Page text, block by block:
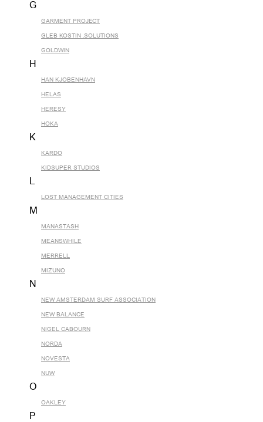
G
GARMENT PROJECT
GLEB KOSTIN .SOLUTIONS
GOLDWIN
H
HAN KJOBENHAVN
HELAS
HERESY
HOKA
K
KARDO
KIDSUPER STUDIOS
L
LOST MANAGEMENT CITIES
M
MANASTASH
MEANSWHILE
MERRELL
MIZUNO
N
NEW AMSTERDAM SURF ASSOCIATION
NEW BALANCE
NIGEL CABOURN
NORDA
NOVESTA
NUW
O
OAKLEY
P